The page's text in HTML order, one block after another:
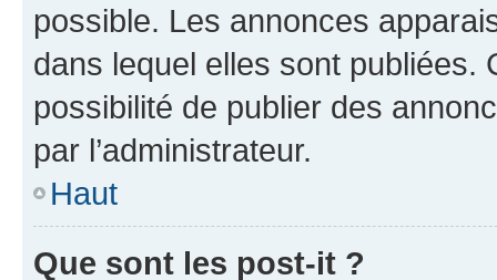
possible. Les annonces
dans lequel elles sont publiées.
possibilité de publier des
par l’administrateur.
Haut
Que sont les post-it ?